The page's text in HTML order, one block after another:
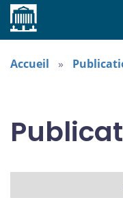
Accueil
Accueil